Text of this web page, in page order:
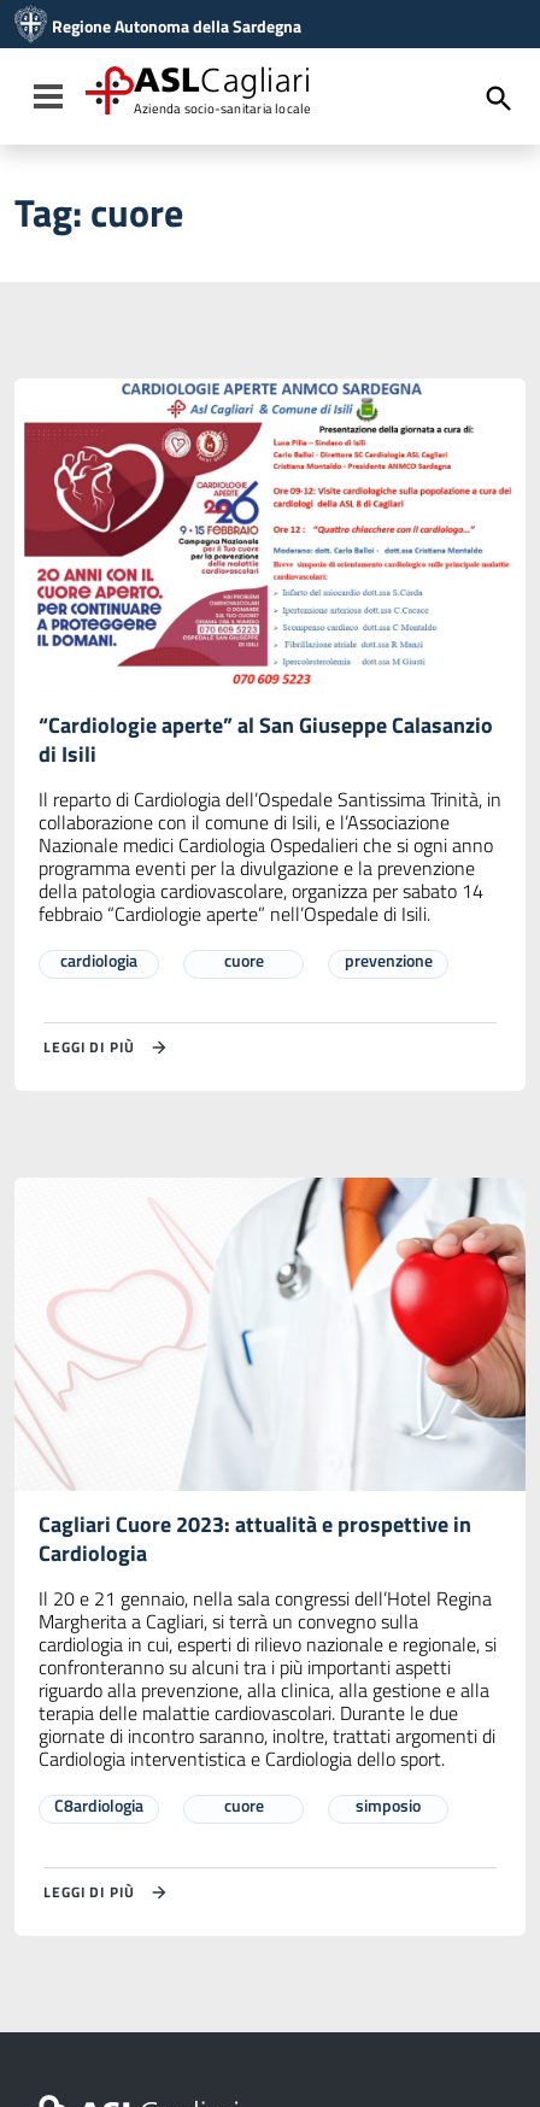
Vai al menu di navigazione
Vai al footer
Regione Autonoma della Sardegna
Toggle navigation
ASLCagliari
Azienda socio-sanitaria locale
Tag:cuore
“Cardiologie aperte” al San Giuseppe Calasanzio
di Isili
Il reparto di Cardiologia dell’Ospedale Santissima Trinità, in
collaborazione con il comune di Isili, e l’Associazione
Nazionale medici Cardiologia Ospedalieri che si ogni anno
programma eventi per la divulgazione e la prevenzione
della patologia cardiovascolare, organizza per sabato 14
febbraio “Cardiologie aperte” nell’Ospedale di Isili.
cardiologia cuore prevenzione
LEGGI DI PIÙ
Cagliari Cuore 2023: attualità e prospettive in
Cardiologia
Il 20 e 21 gennaio, nella sala congressi dell’Hotel Regina
Margherita a Cagliari, si terrà un convegno sulla
cardiologia in cui, esperti di rilievo nazionale e regionale, si
confronteranno su alcuni tra i più importanti aspetti
riguardo alla prevenzione, alla clinica, alla gestione e alla
terapia delle malattie cardiovascolari. Durante le due
giornate di incontro saranno, inoltre, trattati argomenti di
Cardiologia interventistica e Cardiologia dello sport.
C8ardiologia cuore simposio
LEGGI DI PIÙ